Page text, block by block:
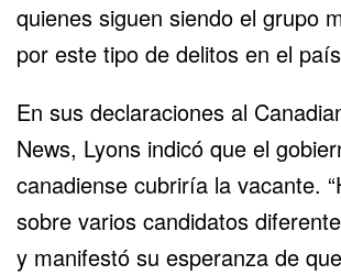
quienes siguen siendo el grupo
por este tipo de delitos en el
En sus declaraciones al
News, Lyons indicó que el
canadiense cubriría la vacante.
sobre varios candidatos
y manifestó su esperanza de